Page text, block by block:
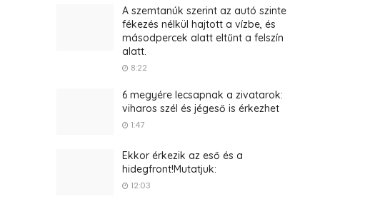
A szemtanúk szerint az autó szinte
fékezés nélkül hajtott a vízbe, és
másodpercek alatt eltűnt a felszín
alatt.
8:22
6 megyére lecsapnak a zivatarok:
viharos szél és jégeső is érkezhet
1:47
Ekkor érkezik az eső és a
hidegfront!Mutatjuk:
12:03